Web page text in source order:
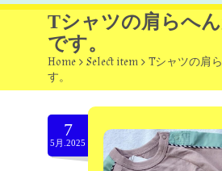
Home
about
omutucake
moon chip trip original
Tシャツの肩らへ
です。
Home > Select item > Tシャツの肩
す。
7
5月.2025